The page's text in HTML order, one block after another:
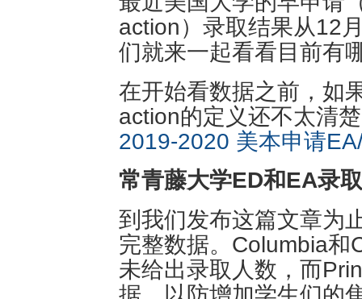
action）录取结果从12
们就来一起看看目前有
在开始看数据之前，如
action的定义还不太清
2019-2020 美本申请
常青藤大学ED和EA录
到我们发布这篇文章为
完整数据。Columbia和
未给出录取人数，而